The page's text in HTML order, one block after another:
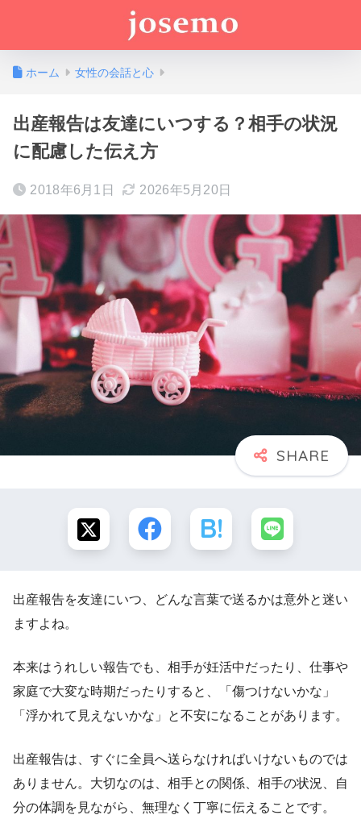
ホーム 女性の会話と心
出産報告は友達にいつする？相手の状況
に配慮した伝え方
2018年6月1日 2026年5月20日
出産報告を友達にいつ、どんな言葉で送るかは意外と迷い
ますよね。
本来はうれしい報告でも、相手が妊活中だったり、仕事や
家庭で大変な時期だったりすると、「傷つけないかな」
「浮かれて見えないかな」と不安になることがあります。
出産報告は、すぐに全員へ送らなければいけないものでは
ありません。大切なのは、相手との関係、相手の状況、自
分の体調を見ながら、無理なく丁寧に伝えることです。